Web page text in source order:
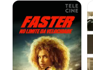
Faster
Limite
da
Velocidade